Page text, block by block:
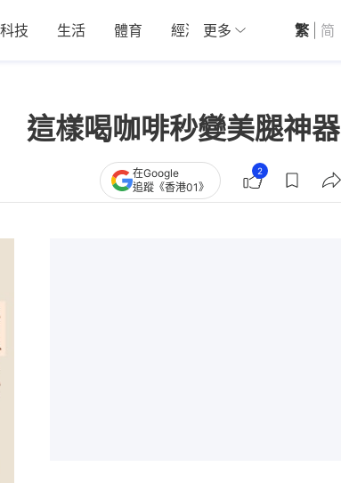
科技 生活 體育 經濟 01深圳 觀點
更多 繁 简
這樣喝咖啡秒變美腿神器
在Google
追蹤《香港01》
2